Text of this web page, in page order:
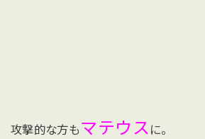
攻撃的な方も マテウス に。